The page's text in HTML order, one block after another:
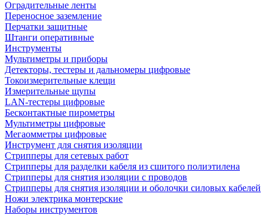
Оградительные ленты
Переносное заземление
Перчатки защитные
Штанги оперативные
Инструменты
Мультиметры и приборы
Детекторы, тестеры и дальномеры цифровые
Токоизмерительные клещи
Измерительные щупы
LAN-тестеры цифровые
Бесконтактные пирометры
Мультиметры цифровые
Мегаомметры цифровые
Инструмент для снятия изоляции
Стрипперы для сетевых работ
Стрипперы для разделки кабеля из сшитого полиэтилена
Cтрипперы для снятия изоляции с проводов
Стрипперы для снятия изоляции и оболочки силовых кабелей
Ножи электрика монтерские
Наборы инструментов